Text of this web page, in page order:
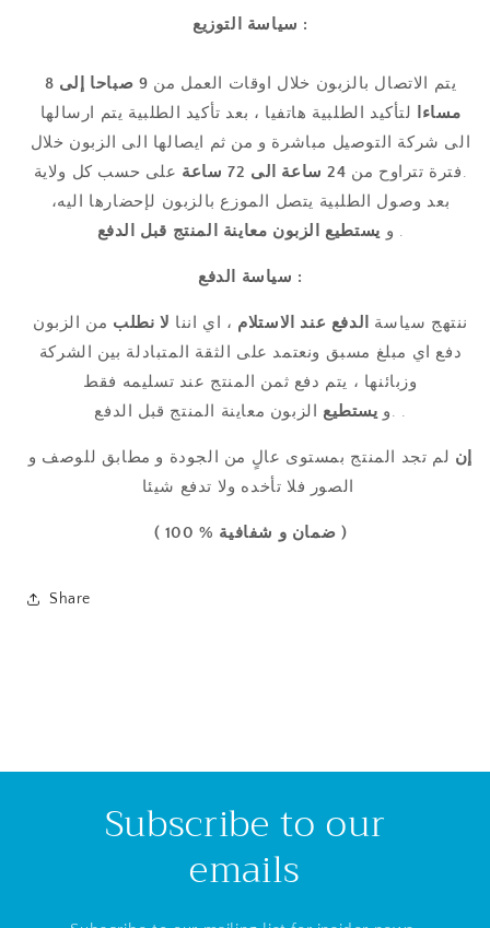
سياسة التوزيع :
يتم الاتصال بالزبون خلال اوقات العمل من
9 صباحا إلى 8
مساءا لتأكيد الطلبية هاتفيا ، بعد تأكيد الطلبية يتم ارسالها
الى شركة التوصيل مباشرة و من ثم ايصالها الى الزبون خلال
فترة تتراوح من 24 ساعة الى 72 ساعة
على حسب كل ولاية.
بعد وصول الطلبية يتصل الموزع بالزبون لإحضارها اليه،
و يستطيع الزبون معاينة المنتج قبل الدفع .
سياسة الدفع :
ننتهج سياسة الدفع عند الاستلام ، اي اننا لا نطلب من الزبون
دفع اي مبلغ مسبق ونعتمد على الثقة المتبادلة بين الشركة
وزبائنها ، يتم دفع ثمن المنتج عند تسليمه فقط
.و يستطيع الزبون معاينة المنتج قبل الدفع .
إن لم تجد المنتج بمستوى عالٍ من الجودة و مطابق للوصف و
( ضمان و شفافية % 100 )
Share
Subscribe to our
emails